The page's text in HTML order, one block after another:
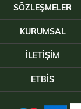
SÖZLEŞMELER
KURUMSAL
İLETIŞIM
ETBİS